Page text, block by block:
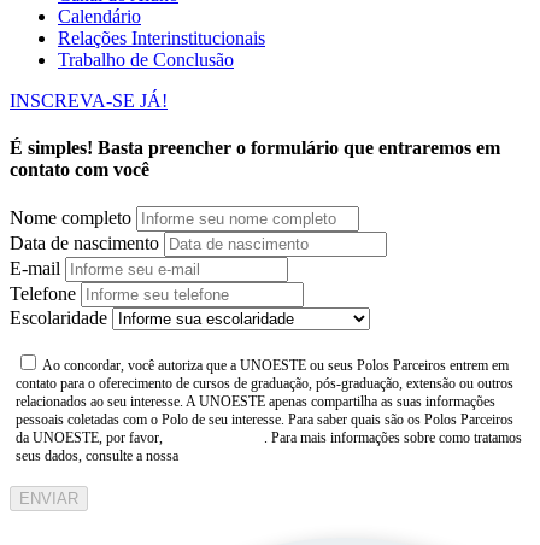
Calendário
Relações Interinstitucionais
Trabalho de Conclusão
INSCREVA-SE JÁ!
É simples! Basta preencher o formulário que entraremos em
contato com você
Nome completo
Data de nascimento
E-mail
Telefone
Escolaridade
Ao concordar, você autoriza que a UNOESTE ou seus Polos Parceiros entrem em
contato para o oferecimento de cursos de graduação, pós-graduação, extensão ou outros
relacionados ao seu interesse. A UNOESTE apenas compartilha as suas informações
pessoais coletadas com o Polo de seu interesse. Para saber quais são os Polos Parceiros
da UNOESTE, por favor,
. Para mais informações sobre como tratamos
seus dados, consulte a nossa
ENVIAR